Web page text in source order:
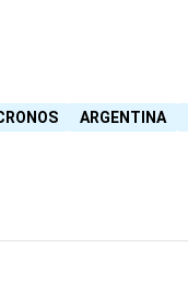
ARGENTINA